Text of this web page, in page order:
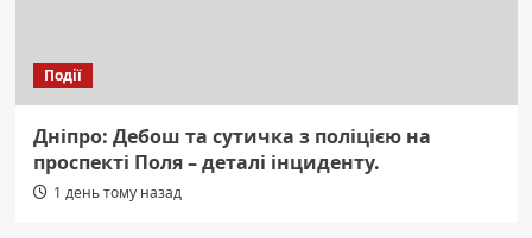
Події
Дніпро: Дебош та сутичка з поліцією на
проспекті Поля – деталі інциденту.
1 день тому назад